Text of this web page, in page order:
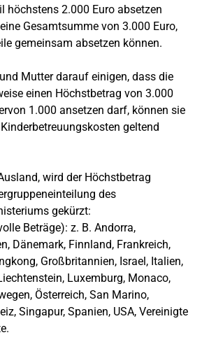
höchstens 2.000 Euro absetzen
Gesamtsumme von 3.000 Euro,
gemeinsam absetzen können.
Mutter darauf einigen, dass die
einen Höchstbetrag von 3.000
1.000 ansetzen darf, können sie
geltend
wird der Höchstbetrag
des
gekürzt:
Beträge): z. B. Andorra,
Dänemark, Finnland, Frankreich,
Großbritannien, Israel, Italien,
Luxemburg, Monaco,
Österreich, San Marino,
Singapur, Spanien, USA, Vereinigte